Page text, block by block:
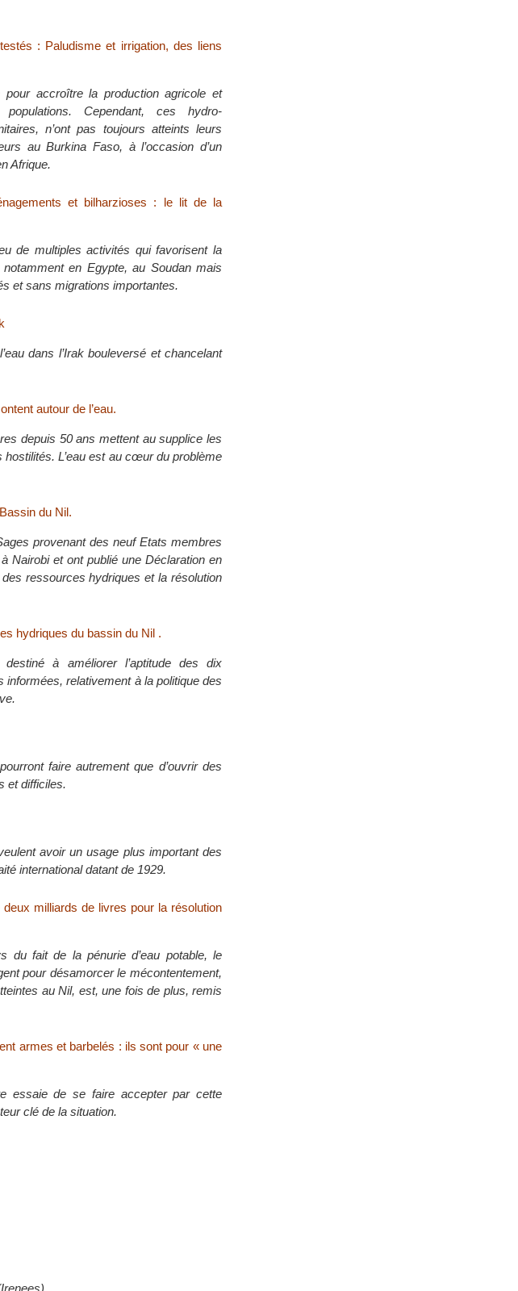
: Paludisme et irrigation, des liens
accroître la production agricole et
Cependant, ces hydro-
n’ont pas toujours atteints leurs
au Burkina Faso, à l’occasion d’un
Afrique.
et bilharzioses : le lit de la
de multiples activités qui favorisent la
en Egypte, au Soudan mais
et sans migrations importantes.
dans l’Irak bouleversé et chancelant
autour de l’eau.
depuis 50 ans mettent au supplice les
L’eau est au cœur du problème
du Nil.
provenant des neuf Etats membres
Nairobi et ont publié une Déclaration en
ressources hydriques et la résolution
hydriques du bassin du Nil .
à améliorer l’aptitude des dix
relativement à la politique des
faire autrement que d’ouvrir des
et difficiles.
avoir un usage plus important des
international datant de 1929.
milliards de livres pour la résolution
du fait de la pénurie d’eau potable, le
pour désamorcer le mécontentement,
au Nil, est, une fois de plus, remis
armes et barbelés : ils sont pour « une
essaie de se faire accepter par cette
clé de la situation.